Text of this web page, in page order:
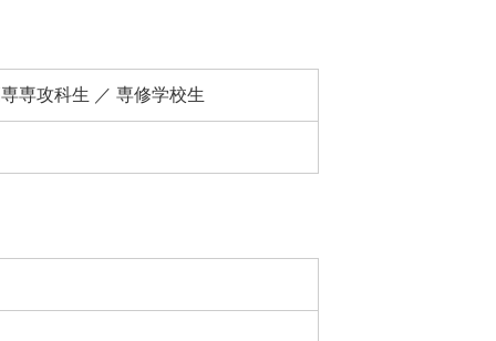
専攻科生 ／ 専修学校生